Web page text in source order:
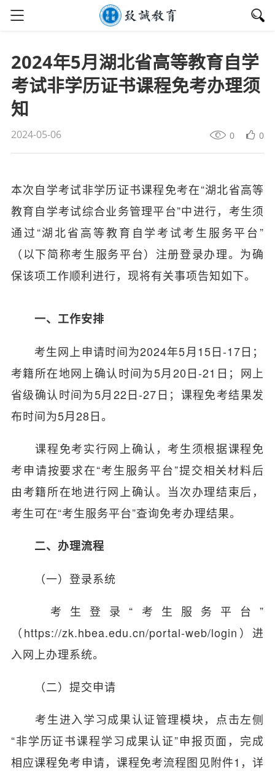
2024年5月湖北省高等教育自学
考试非学历证书课程免考办理须
知
2024-05-06 0 0
本次自学考试非学历证书课程免考在“湖北省高等
教育自学考试综合业务管理平台”中进行，考生须
通过“湖北省高等教育自学考试考生服务平台”
（以下简称考生服务平台）注册登录办理。为确
保该项工作顺利进行，现将有关事项告知如下。
一、工作安排
考生网上申请时间为2024年5月15日-17日；
考籍所在地网上确认时间为5月20日-21日；网上
省级确认时间为5月22日-27日；课程免考结果发
布时间为5月28日。
课程免考实行网上确认，考生须根据课程免
考申请按要求在“考生服务平台”提交相关材料后
由考籍所在地进行网上确认。当次办理结束后，
考生可在“考生服务平台”查询免考办理结果。
二、办理流程
（一）登录系统
考生登录“考生服务平台”
（https://zk.hbea.edu.cn/portal-web/login ）进
入网上办理系统。
（二）提交申请
考生进入学习成果认证管理模块，点击左侧
“非学历证书课程学习成果认证”申报页面，完成
相应课程免考申请，课程免考流程图见附件1，详